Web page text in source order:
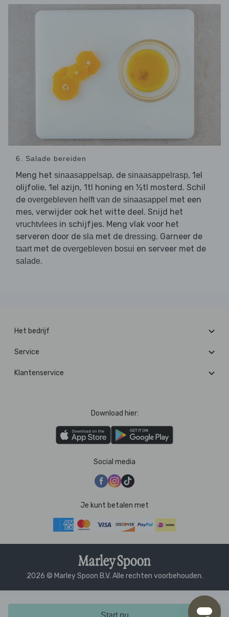
Start nu
6. Salade bereiden
Meng het sinaasappelsap, de sinaasappelrasp, 1el
olijfolie, 1el azijn, 1tl honing en ½tl mosterd. Schil
de overgebleven helft van de sinaasappel met een
mes, verwijder ook het witte deel. Snijd het
vruchtvlees in schijfjes. Meng vlak voor het
serveren door de sla met de dressing. Garneer de
taartmet de overgebleven bosui en serveer met de
salade.
Het bedrijf
Service
Klantenservice
Download hier:
Social media
Je kunt betalen met
2026 © Marley Spoon B.V. Alle rechten voorbehouden.